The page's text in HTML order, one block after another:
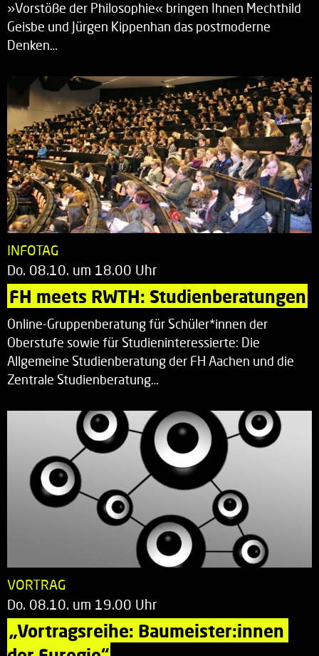
»Vorstöße der Philosophie« bringen Ihnen Mechthild
Geisbe und Jürgen Kippenhan das postmoderne
Denken…
INFOTAG
Do. 08.10. um 18.00 Uhr
FH meets RWTH: Studienberatungen
Online-Gruppenberatung für Schüler*innen der
Oberstufe sowie für Studieninteressierte: Die
Allgemeine Studienberatung der FH Aachen und die
Zentrale Studienberatung…
VORTRAG
Do. 08.10. um 19.00 Uhr
„Vortragsreihe: Baumeister:innen